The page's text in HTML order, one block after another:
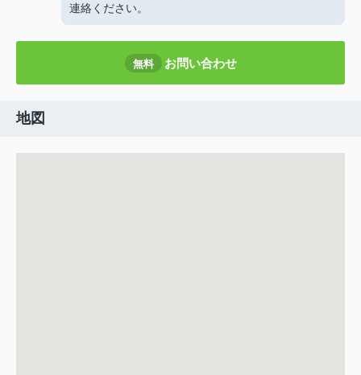
連絡ください。
無料 お問い合わせ
地図